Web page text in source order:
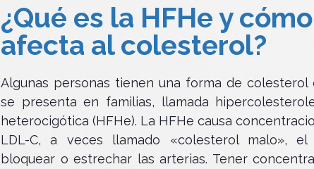
¿Qué es la HFHe y cómo
afecta al colesterol?
Algunas personas tienen una forma de colesterol
se presenta en familias, llamada
heterocigótica (HFHe). La HFHe causa
LDL-C, a veces llamado «colesterol malo», el
bloquear o estrechar las arterias. Tener